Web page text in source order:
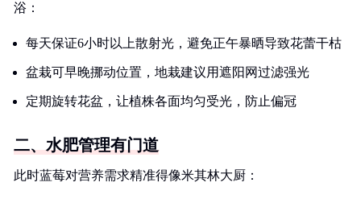
浴：
每天保证6小时以上散射光，避免正午暴晒导致花蕾干枯
盆栽可早晚挪动位置，地栽建议用遮阳网过滤强光
定期旋转花盆，让植株各面均匀受光，防止偏冠
二、水肥管理有门道
此时蓝莓对营养需求精准得像米其林大厨：